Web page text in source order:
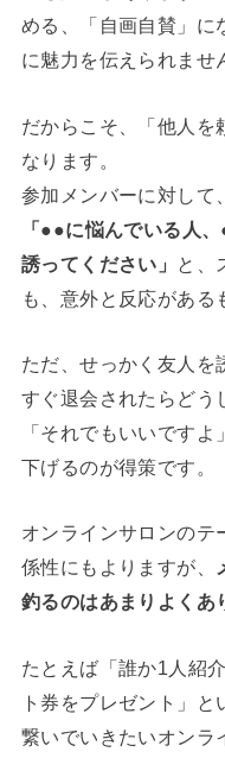
める、「自画自賛」に
に魅力を伝えられませ
だからこそ、「他人を
なります。
参加メンバーに対して、
「●●に悩んでいる人
誘ってください」 と、
も、意外と反応がある
ただ、せっかく友人を
すぐ退会されたらどう
「それでもいいです
下げるのが得策です。
オンラインサロンのテ
係性にもよりますが、
釣るのはあまりよくあ
たとえば「誰か1人紹
ト券をプレゼント」
繋いでいきたいオンラ